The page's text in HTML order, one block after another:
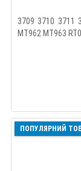
3709 3710 3711
MT962 MT963
ПОПУЛЯРНИЙ